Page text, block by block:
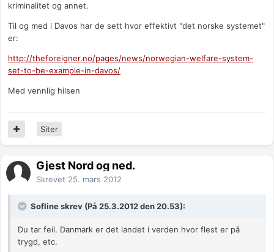
kriminalitet og annet.
Til og med i Davos har de sett hvor effektivt "det norske systemet"
er:
http://theforeigner.no/pages/news/norwegian-welfare-system-
set-to-be-example-in-davos/
Med vennlig hilsen
Siter
Gjest Nord og ned.
Skrevet 25. mars 2012
Sofline skrev (På 25.3.2012 den 20.53):
Du tar feil. Danmark er det landet i verden hvor flest er på
trygd, etc.